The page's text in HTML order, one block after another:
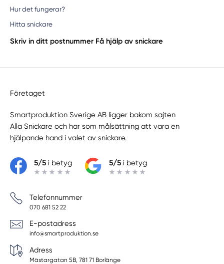
Hur det fungerar?
Hitta snickare
Skriv in ditt postnummer Få hjälp av snickare
Företaget
Smartproduktion Sverige AB ligger bakom sajten
Alla Snickare och har som målsättning att vara en
hjälpande hand i valet av snickare.
5/5i betyg 5/5i betyg
Telefonnummer
070 681 52 22
E-postadress
info@smartproduktion.se
Adress
Mästargatan 5B, 781 71 Borlänge